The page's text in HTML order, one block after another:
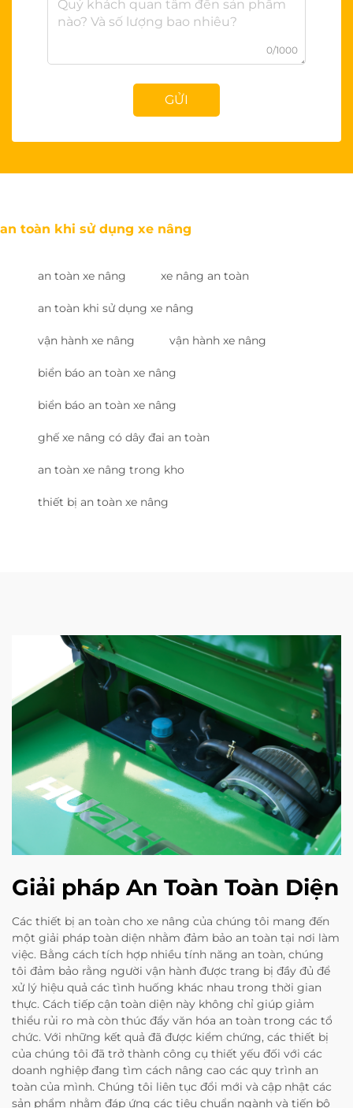
0/1000
GỬI
an toàn khi sử dụng xe nâng
an toàn xe nâng xe nâng an toàn
an toàn khi sử dụng xe nâng
vận hành xe nâng vận hành xe nâng
biển báo an toàn xe nâng
biển báo an toàn xe nâng
ghế xe nâng có dây đai an toàn
an toàn xe nâng trong kho
thiết bị an toàn xe nâng
Giải pháp An Toàn Toàn Diện
Các thiết bị an toàn cho xe nâng của chúng tôi mang đến
một giải pháp toàn diện nhằm đảm bảo an toàn tại nơi làm
việc. Bằng cách tích hợp nhiều tính năng an toàn, chúng
tôi đảm bảo rằng người vận hành được trang bị đầy đủ để
xử lý hiệu quả các tình huống khác nhau trong thời gian
thực. Cách tiếp cận toàn diện này không chỉ giúp giảm
thiểu rủi ro mà còn thúc đẩy văn hóa an toàn trong các tổ
chức. Với những kết quả đã được kiểm chứng, các thiết bị
của chúng tôi đã trở thành công cụ thiết yếu đối với các
doanh nghiệp đang tìm cách nâng cao các quy trình an
toàn của mình. Chúng tôi liên tục đổi mới và cập nhật các
sản phẩm nhằm đáp ứng các tiêu chuẩn ngành và tiến bộ